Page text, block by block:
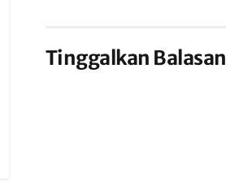
Tinggalkan Balasan